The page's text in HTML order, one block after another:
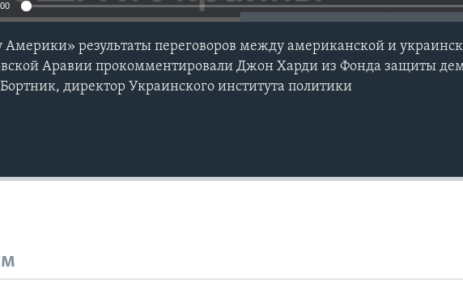
Америки» результаты переговоров между американской и
Аравии прокомментировали Джон Харди из Фонда защиты
директор Украинского института политики